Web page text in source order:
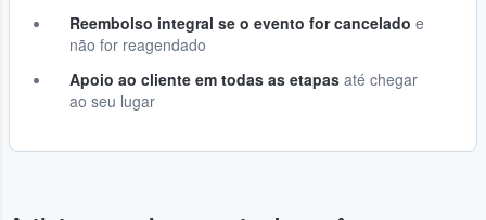
Reembolso integral se o evento for cancelado e
não for reagendado
Apoio ao cliente em todas as etapas até chegar
ao seu lugar